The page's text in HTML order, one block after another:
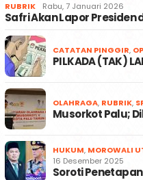
RUBRIK
Rabu, 7 Januari 2026
Safri Akan Lapor Presiden
CATATAN PINGGIR,
PILKADA (TAK)
OLAHRAGA, RUBRIK,
Musorkot Palu;
HUKUM, MOROWALI
16 Desember 2025
Soroti